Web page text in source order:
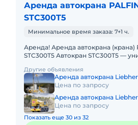
Аренда автокрана
STC300T5
Минимальное время заказа: 7+1 ч.
Аренда! Аренда автокрана (крана)
STC300T5 Автокран STC300T5 —
строительства и ремон
Другие объявления
Аренда автокрана Liebherr
Цена по запросу
Аренда автокрана
Цена по запросу
Показать еще 30 из 32